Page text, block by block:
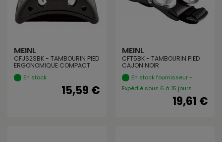
MEINL
CFJS2SBK - TAMBOURIN PIED
ERGONOMIQUE COMPACT
En stock
15,59 €
MEINL
CFT5BK - TAMBOURIN PIED
CAJON NOIR
En stock fournisseur -
Expédié sous 6 à 15 jours
19,61 €